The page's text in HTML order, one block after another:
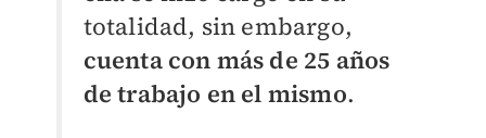
totalidad, sin embargo,
cuenta con más de 25 años
de trabajo en el mismo.